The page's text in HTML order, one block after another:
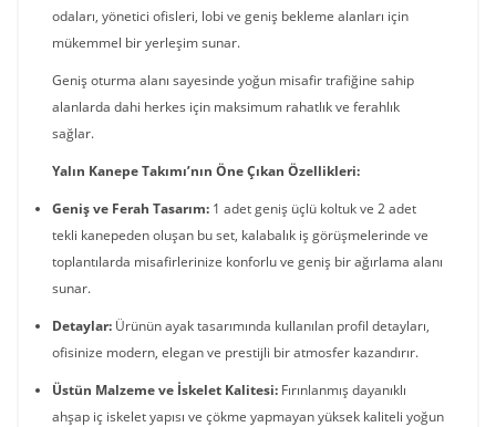
odaları, yönetici ofisleri, lobi ve geniş bekleme alanları için
mükemmel bir yerleşim sunar.
Geniş oturma alanı sayesinde yoğun misafir trafiğine sahip
alanlarda dahi herkes için maksimum rahatlık ve ferahlık
sağlar.
Yalın Kanepe Takımı’nın Öne Çıkan Özellikleri:
Geniş ve Ferah Tasarım: 1 adet geniş üçlü koltuk ve 2 adet
tekli kanepeden oluşan bu set, kalabalık iş görüşmelerinde ve
toplantılarda misafirlerinize konforlu ve geniş bir ağırlama alanı
sunar.
Detaylar: Ürünün ayak tasarımında kullanılan profil detayları,
ofisinize modern, elegan ve prestijli bir atmosfer kazandırır.
Üstün Malzeme ve İskelet Kalitesi: Fırınlanmış dayanıklı
ahşap iç iskelet yapısı ve çökme yapmayan yüksek kaliteli yoğun